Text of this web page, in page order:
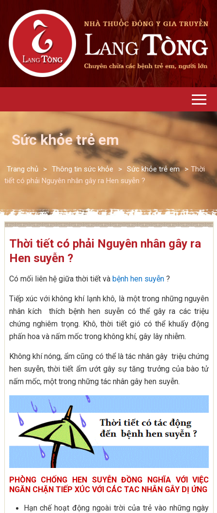
Sức khỏe trẻ em
Trang chủ > Thông tin sức khỏe > Sức khỏe trẻ em > Thời
tiết có phải Nguyên nhân gây ra Hen suyễn ?
Thời tiết có phải Nguyên nhân gây ra
Hen suyễn ?
Có mối liên hệ giữa thời tiết và bệnh hen suyễn?
Tiếp xúc với không khí lạnh khô, là một trong những nguyên
nhân kích thích bệnh hen suyễn có thể gây ra các triệu
chứng nghiêm trọng. Khô, thời tiết gió có thể khuấy động
phấn hoa và nấm mốc trong không khí, gây lây nhiễm.
Không khí nóng, ẩm cũng có thể là tác nhân gây triệu chứng
hen suyễn, thời tiết ẩm ướt gây sự tăng trưởng của bào tử
nấm mốc, một trong những tác nhân gây hen suyễn.
PHÒNG CHỐNG HEN SUYỄN ĐỒNG NGHĨA VỚI VIỆC
NGĂN CHẶN TIẾP XÚC VỚI CÁC TAC NHÂN GÂY DỊ ỨNG
Hạn chế hoạt động ngoài trời của trẻ vào những ngày